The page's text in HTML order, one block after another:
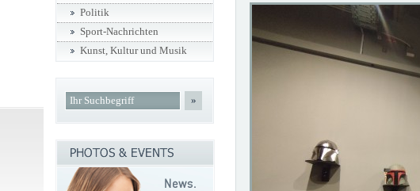
Politik
Sport-Nachrichten
Kunst, Kultur und Musik
»